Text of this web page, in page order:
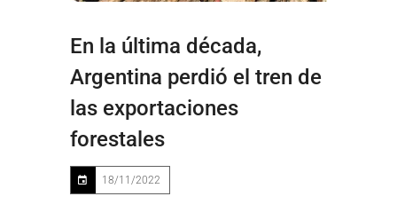
En la última década,
Argentina perdió el tren de
las exportaciones
forestales
18/11/2022